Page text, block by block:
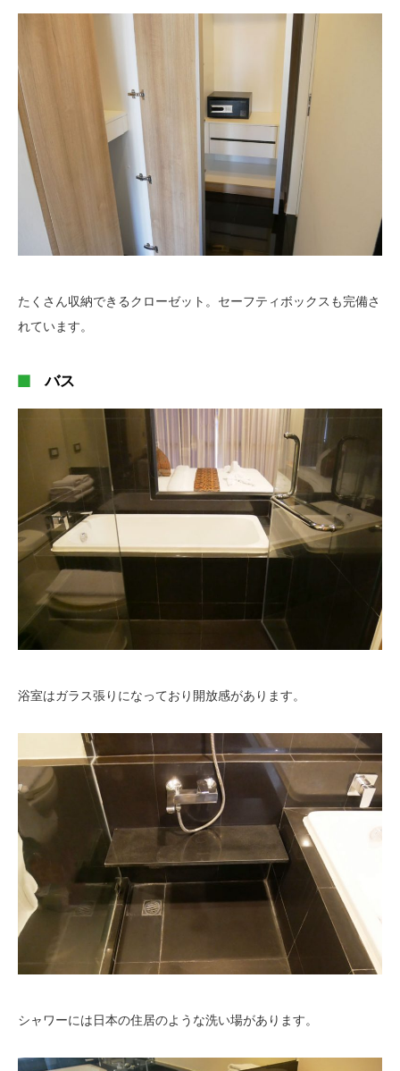
たくさん収納できるクローゼット。セーフティボックスも完備さ
れています。
バス
浴室はガラス張りになっており開放感があります。
シャワーには日本の住居のような洗い場があります。